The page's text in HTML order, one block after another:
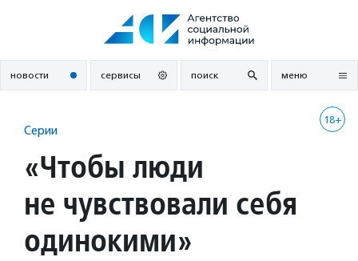
новости сервисы поиск меню
18+
Серии
«Чтобы люди
не чувствовали себя
одинокими»